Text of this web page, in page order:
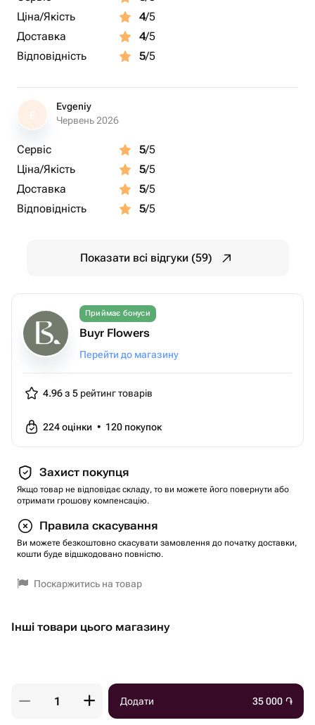
Ціна/Якість
4/5
Доставка
4/5
Відповідність
5/5
E
Evgeniy
Червень 2026
Сервіс 5/5
Ціна/Якість
5/5
Доставка
5/5
Відповідність
5/5
Показати всі відгуки (59)
Приймає бонуси
Buyr Flowers
Перейти до магазину
4.96 з 5 рейтинг товарів
224оцінки • 120 покупок
Захист покупця
Якщо товар не відповідає складу, то ви можете його повернути або
отримати грошову компенсацію.
Правила скасування
Ви можете безкоштовно скасувати замовлення до початку доставки,
кошти буде відшкодовано повністю.
Поскаржитись на товар
Інші товари цього магазину
Додати 35 000 ֏